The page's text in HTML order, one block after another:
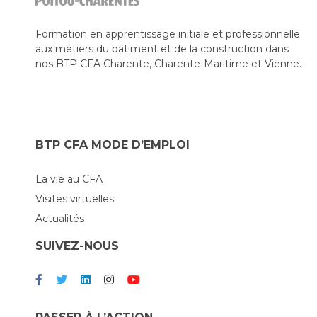
Formation en apprentissage initiale et professionnelle
aux métiers du bâtiment et de la construction dans
nos BTP CFA Charente, Charente-Maritime et Vienne.
BTP CFA MODE D’EMPLOI
La vie au CFA
Visites virtuelles
Actualités
SUIVEZ-NOUS